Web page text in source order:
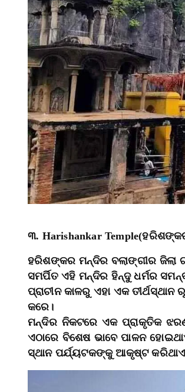
୩. Harishankar
ହରିଶଙ୍କର ମନ୍ଦିର ବଲାଙ୍ଗୀର ଜିଲା
ସମର୍ପିତ ଏହି ମନ୍ଦିର ହିନ୍ଦୁ ଧର୍ମର
ପ୍ରାଚୀନ କାଳରୁ ଏହା ଏକ
କରେ।
ମନ୍ଦିର ନିକଟରେ ଏକ ପ୍ରାକୃତିକ
ଏଠାରେ ବିଶେଷ ଭାବେ ପାଳନ
ସ୍ଥାନ ପର୍ଯ୍ୟଟକଙ୍କୁ ଆକୃଷ୍ଟ